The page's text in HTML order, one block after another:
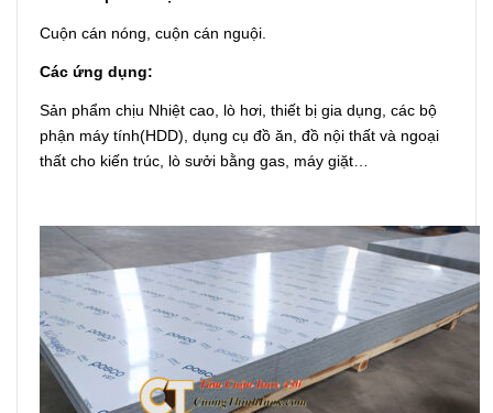
Cuộn cán nóng, cuộn cán nguội.
Các ứng dụng:
Sản phẩm chịu Nhiệt cao, lò hơi, thiết bị gia dụng, các bộ
phận máy tính(HDD), dụng cụ đồ ăn, đồ nội thất và ngoại
thất cho kiến trúc, lò sưởi bằng gas, máy giặt…